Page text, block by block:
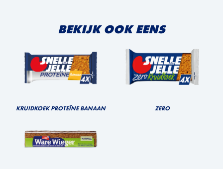
BEKIJK OOK EENS
KRUIDKOEK PROTEÏNE BANAAN ZERO